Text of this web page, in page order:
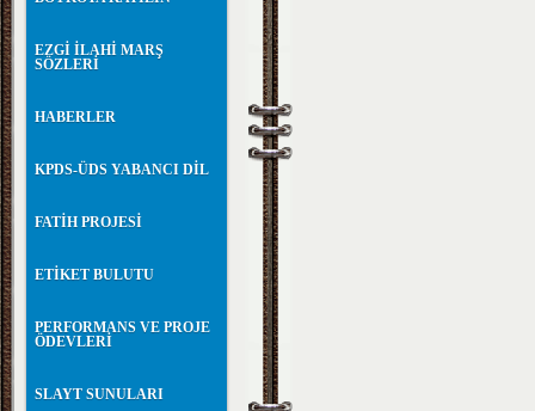
EZGİ İLAHİ MARŞ
SÖZLERİ
HABERLER
KPDS-ÜDS YABANCI DİL
FATİH PROJESİ
ETİKET BULUTU
PERFORMANS VE PROJE
ÖDEVLERİ
SLAYT SUNULARI